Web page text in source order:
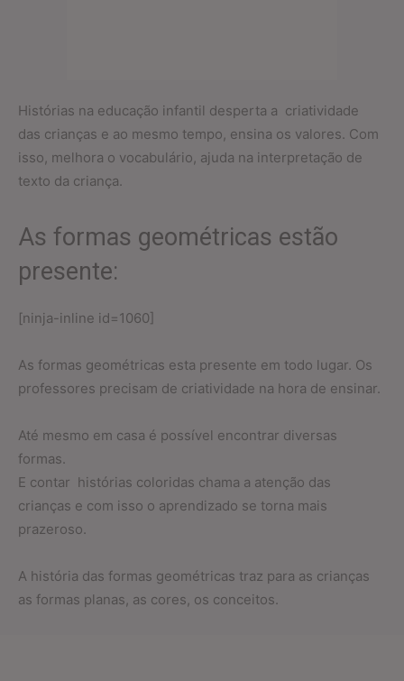
Histórias na educação infantil desperta a criatividade
das crianças e ao mesmo tempo, ensina os valores. Com
isso, melhora o vocabulário, ajuda na interpretação de
texto da criança.
As formas geométricas estão
presente:
[ninja-inline id=1060]
As formas geométricas esta presente em todo lugar. Os
professores precisam de criatividade na hora de ensinar.
Até mesmo em casa é possível encontrar diversas
formas.
E contar histórias coloridas chama a atenção das
crianças e com isso o aprendizado se torna mais
prazeroso.
A história das formas geométricas traz para as crianças
as formas planas, as cores, os conceitos.